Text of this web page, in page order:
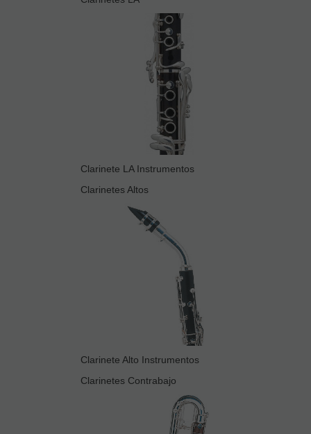
Clarinete LA Instrumentos
Clarinetes Altos
Clarinete Alto Instrumentos
Clarinetes Contrabajo